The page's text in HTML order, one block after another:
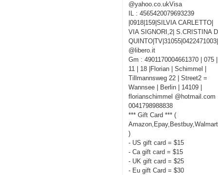
@yahoo.co.ukVisa
IL : 4565420079693239
|0918|159|SILVIA CARLETTO|
VIA SIGNORI,2| S.CRISTINA
@libero.it
Gm : 4901170004661370 | 075 |
11 | 18 |Florian | Schimmel |
Tillmannsweg 22 | Street2 =
Wannsee | Berlin | 14109 |
florianschimmel @hotmail.com
0041798988838
*** Gift Card *** (
)
- US gift card = $15
- Ca gift card = $15
- UK gift card = $25
- Eu gift Card = $30